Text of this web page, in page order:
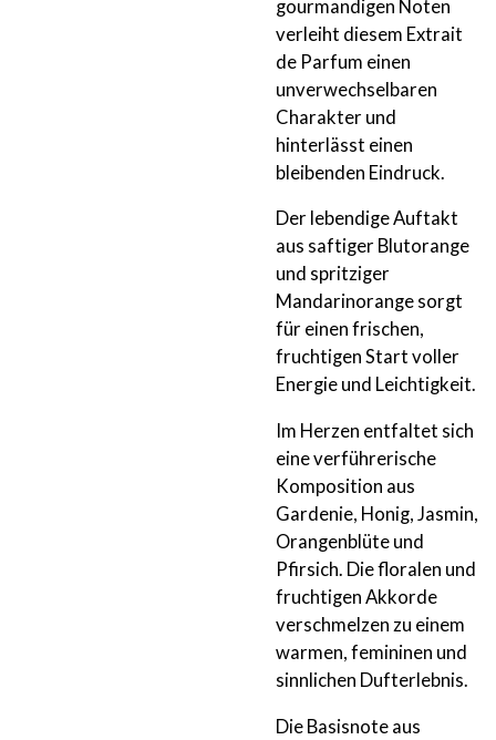
gourmandigen Noten
verleiht diesem Extrait
de Parfum einen
unverwechselbaren
Charakter und
hinterlässt einen
bleibenden Eindruck.
Der lebendige Auftakt
aus saftiger Blutorange
und spritziger
Mandarinorange sorgt
für einen frischen,
fruchtigen Start voller
Energie und Leichtigkeit.
Im Herzen entfaltet sich
eine verführerische
Komposition aus
Gardenie, Honig, Jasmin,
Orangenblüte und
Pfirsich. Die floralen und
fruchtigen Akkorde
verschmelzen zu einem
warmen, femininen und
sinnlichen Dufterlebnis.
Die Basisnote aus